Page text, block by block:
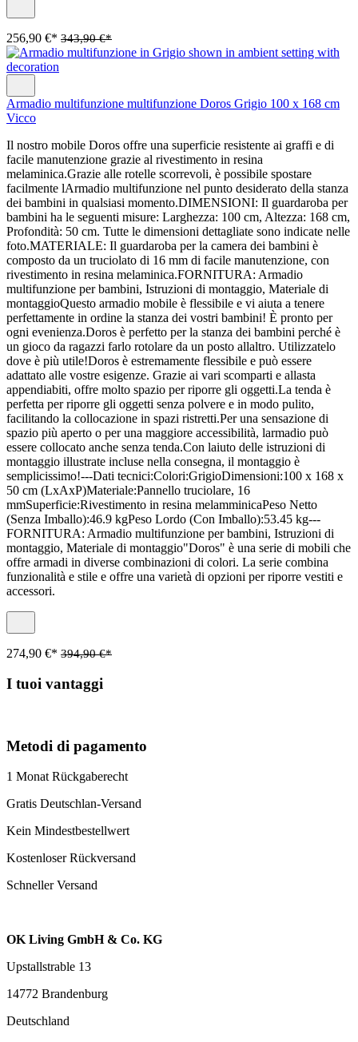
256,90 €* 343,90 €*
Armadio multifunzione multifunzione Doros Grigio 100 x 168 cm
Vicco
Il nostro mobile Doros offre una superficie resistente ai graffi e di
facile manutenzione grazie al rivestimento in resina
melaminica.Grazie alle rotelle scorrevoli, è possibile spostare
facilmente lArmadio multifunzione nel punto desiderato della stanza
dei bambini in qualsiasi momento.DIMENSIONI: Il guardaroba per
bambini ha le seguenti misure: Larghezza: 100 cm, Altezza: 168 cm,
Profondità: 50 cm. Tutte le dimensioni dettagliate sono indicate nelle
foto.MATERIALE: Il guardaroba per la camera dei bambini è
composto da un truciolato di 16 mm di facile manutenzione, con
rivestimento in resina melaminica.FORNITURA: Armadio
multifunzione per bambini, Istruzioni di montaggio, Materiale di
montaggioQuesto armadio mobile è flessibile e vi aiuta a tenere
perfettamente in ordine la stanza dei vostri bambini! È pronto per
ogni evenienza.Doros è perfetto per la stanza dei bambini perché è
un gioco da ragazzi farlo rotolare da un posto allaltro. Utilizzatelo
dove è più utile!Doros è estremamente flessibile e può essere
adattato alle vostre esigenze. Grazie ai vari scomparti e allasta
appendiabiti, offre molto spazio per riporre gli oggetti.La tenda è
perfetta per riporre gli oggetti senza polvere e in modo pulito,
facilitando la collocazione in spazi ristretti.Per una sensazione di
spazio più aperto o per una maggiore accessibilità, larmadio può
essere collocato anche senza tenda.Con laiuto delle istruzioni di
montaggio illustrate incluse nella consegna, il montaggio è
semplicissimo!---Dati tecnici:Colori:GrigioDimensioni:100 x 168 x
50 cm (LxAxP)Materiale:Pannello truciolare, 16
mmSuperficie:Rivestimento in resina melamminicaPeso Netto
(Senza Imballo):46.9 kgPeso Lordo (Con Imballo):53.45 kg---
FORNITURA: Armadio multifunzione per bambini, Istruzioni di
montaggio, Materiale di montaggio"Doros" è una serie di mobili che
offre armadi in diverse combinazioni di colori. La serie combina
funzionalità e stile e offre una varietà di opzioni per riporre vestiti e
accessori.
274,90 €* 394,90 €*
I tuoi vantaggi
Metodi di pagamento
1 Monat Rückgaberecht
Gratis Deutschlan-Versand
Kein Mindestbestellwert
Kostenloser Rückversand
Schneller Versand
OK Living GmbH & Co. KG
Upstallstrable 13
14772 Brandenburg
Deutschland